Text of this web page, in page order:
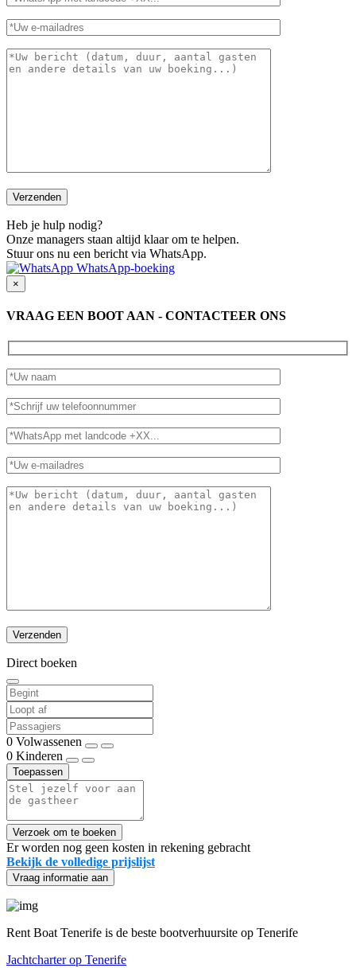
Heb je hulp nodig?
Onze managers staan altijd klaar om te helpen.
Stuur ons nu een bericht via WhatsApp.
WhatsApp-boeking
×
VRAAG EEN BOOT AAN - CONTACTEER ONS
Direct boeken
0 Volwassenen
0 Kinderen
Toepassen
Verzoek om te boeken
Er worden nog geen kosten in rekening gebracht
Bekijk de volledige prijslijst
Vraag informatie aan
Rent Boat Tenerife is de beste bootverhuursite op Tenerife
Jachtcharter op Tenerife